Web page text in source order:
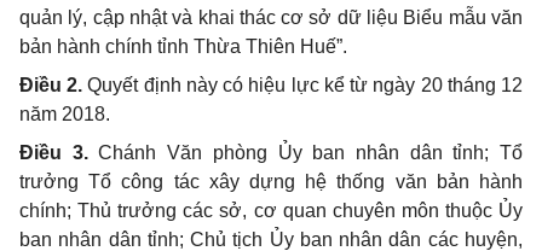
quản lý, cập nhật và khai thác cơ sở dữ liệu Biểu mẫu văn
bản hành chính tỉnh Thừa Thiên Huế”.
Điều 2. Quyết định này có hiệu lực kể từ ngày 20 tháng 12
năm 2018.
Điều 3.Chánh Văn phòng Ủy ban nhân dân tỉnh; Tổ
trưởng Tổ công tác xây dựng hệ thống văn bản hành
chính; Thủ trưởng các sở, cơ quan chuyên môn thuộc Ủy
ban nhân dân tỉnh; Chủ tịch Ủy ban nhân dân các huyện,